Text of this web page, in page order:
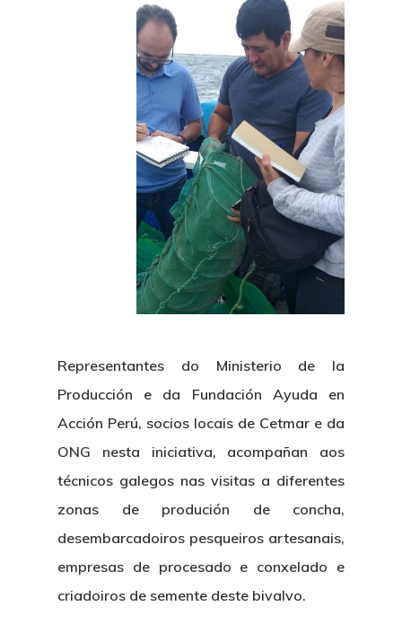
Representantes do Ministerio de la
Producción e da Fundación Ayuda en
Acción Perú, socios locais de Cetmar e da
ONG nesta iniciativa, acompañan aos
técnicos galegos nas visitas a diferentes
zonas de produción de concha,
desembarcadoiros pesqueiros artesanais,
empresas de procesado e conxelado e
criadoiros de semente deste bivalvo.